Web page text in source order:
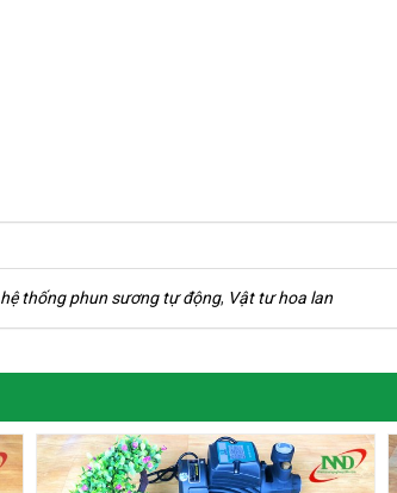
hệ thống phun sương tự động, Vật tư hoa lan